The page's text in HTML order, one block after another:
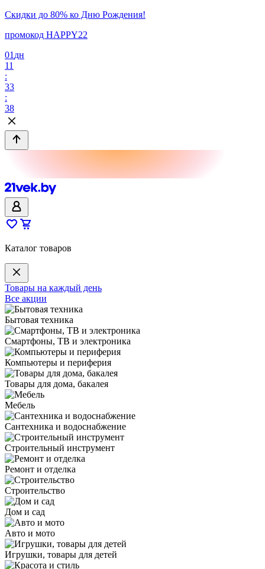
Скидки до 80% ко Дню Рождения!
промокод HAPPY22
01 дн
11
:
33
:
38
Каталог товаров
Товары на каждый день
Все акции
Бытовая техника
Смартфоны, ТВ и электроника
Компьютеры и периферия
Товары для дома, бакалея
Мебель
Сантехника и водоснабжение
Строительный инструмент
Ремонт и отделка
Строительство
Дом и сад
Авто и мото
Игрушки, товары для детей